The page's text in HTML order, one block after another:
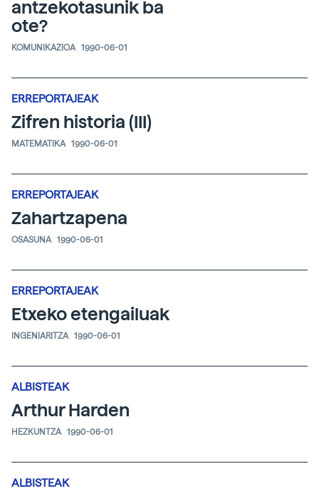
antzekotasunik ba
ote?
KOMUNIKAZIOA 1990-06-01
ERREPORTAJEAK
Zifren historia (III)
MATEMATIKA 1990-06-01
ERREPORTAJEAK
Zahartzapena
OSASUNA 1990-06-01
ERREPORTAJEAK
Etxeko etengailuak
INGENIARITZA 1990-06-01
ALBISTEAK
Arthur Harden
HEZKUNTZA 1990-06-01
ALBISTEAK